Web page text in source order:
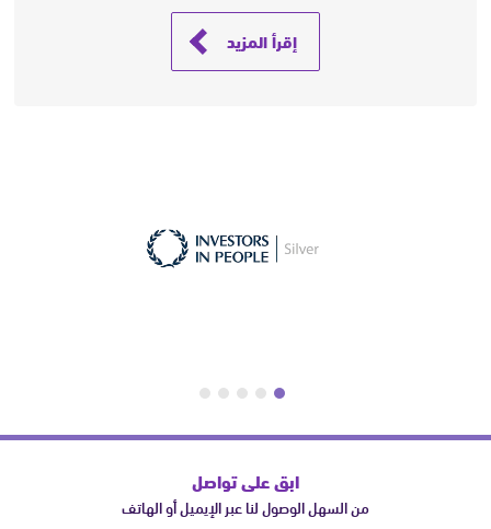
إقرأ المزيد
ابق على تواصل
من السهل الوصول لنا عبر الإيميل أو الهاتف